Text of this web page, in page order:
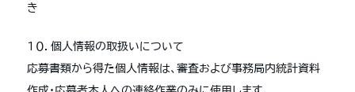
き
１０．個人情報の取扱いについて
応募書類から得た個人情報は、審査および事務局内統計資料